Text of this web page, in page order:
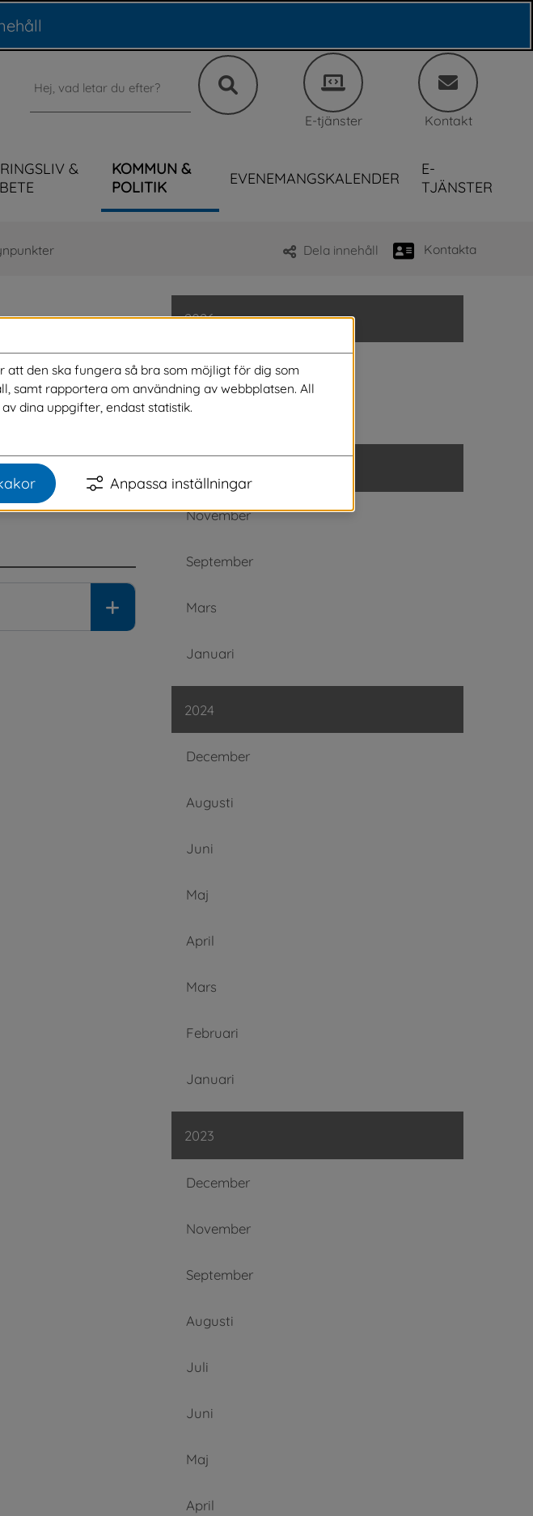
Sök
E-tjänster Kontakt
&
KOMMUN &
POLITIK
EVENEMANGSKALENDER
E-
TJÄNSTER
Dela innehåll Kontakta
som arbetar under
inte fler kvällspass
2026
Augusti
Januari
November
September
Mars
Januari
2024
December
Augusti
Juni
Maj
April
Mars
Februari
Januari
2023
December
November
September
Augusti
Juli
Juni
Maj
April
att den ska fungera så bra som möjligt för dig som
samt rapportera om användning av webbplatsen. All
dina uppgifter, endast statistik.
Anpassa inställningar